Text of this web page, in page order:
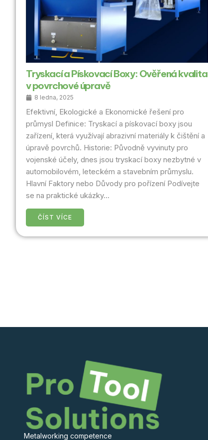
Tryskací a Pískovací Boxy: Ověřená kvalita
v povrchové úpravě
8 ledna, 2025
Efektivní, Ekologické a Ekonomické řešení pro
průmysl Definice: Tryskací a pískovací boxy jsou
zařízení, která využívají abrazivní materiály k čištění a
úpravě povrchů. Historie: Původně vyvinuty pro
vojenské účely, dnes jsou tryskací boxy nezbytné v
automobilovém, leteckém a stavebním průmyslu.
Hlavní Faktory nebo Důvody pro pořízení Podívejte
se na praktické ukázky...
ČÍST VÍCE
Metalworking competence